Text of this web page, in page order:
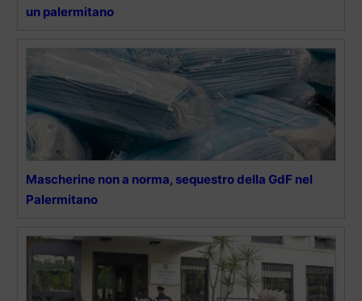
un palermitano
Mascherine non a norma, sequestro della GdF nel
Palermitano